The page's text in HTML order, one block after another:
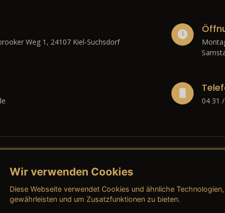
Weg 1, 24107 Kiel-Suchsdorf
04 31
Rechtliches
→ Impressum
→ AGB (Neuwagen)
Wir verwenden Cookies
Diese Webseite verwendet Cookies und ähnliche
gewährleisten und um Zusatzfunktionen zu bieten.